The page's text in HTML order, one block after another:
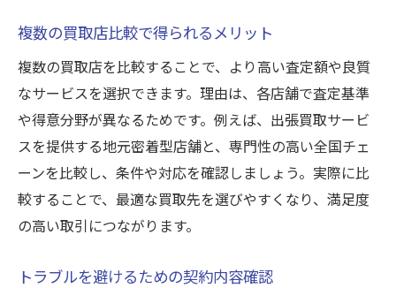
複数の買取店比較で得られるメリット
複数の買取店を比較することで、より高い査定額や良質
なサービスを選択できます。理由は、各店舗で査定基準
や得意分野が異なるためです。例えば、出張買取サービ
スを提供する地元密着型店舗と、専門性の高い全国チェ
ーンを比較し、条件や対応を確認しましょう。実際に比
較することで、最適な買取先を選びやすくなり、満足度
の高い取引につながります。
トラブルを避けるための契約内容確認